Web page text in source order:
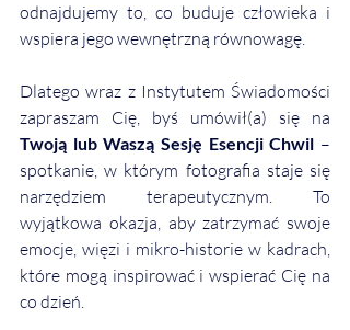
odnajdujemy to, co buduje człowieka i
wspiera jego wewnętrzną równowagę.
Dlatego wraz z Instytutem Świadomości
Twoją lub Waszą Sesję Esencji Chwil –
spotkanie, w którym fotografia staje się
narzędziem terapeutycznym. To
wyjątkowa okazja, aby zatrzymać swoje
emocje, więzi i mikro-historie w kadrach,
które mogą inspirować i wspierać Cię na
co dzień.